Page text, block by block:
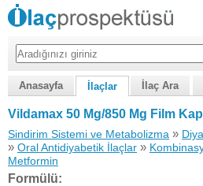
Anasayfa İlaçlar İlaç Ara
Vildamax 50 Mg/850 Mg Film
Sindirim Sistemi ve Metabolizma »
» Oral Antidiyabetik İlaçlar »
Metformin
Formülü: